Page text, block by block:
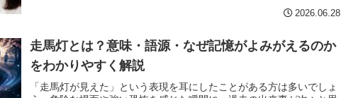
2026.06.28
走馬灯とは？意味・語源・なぜ記憶がよみがえるのか
をわかりやすく解説
「走馬灯が見えた」という表現を耳にしたことがある方は多いでしょ